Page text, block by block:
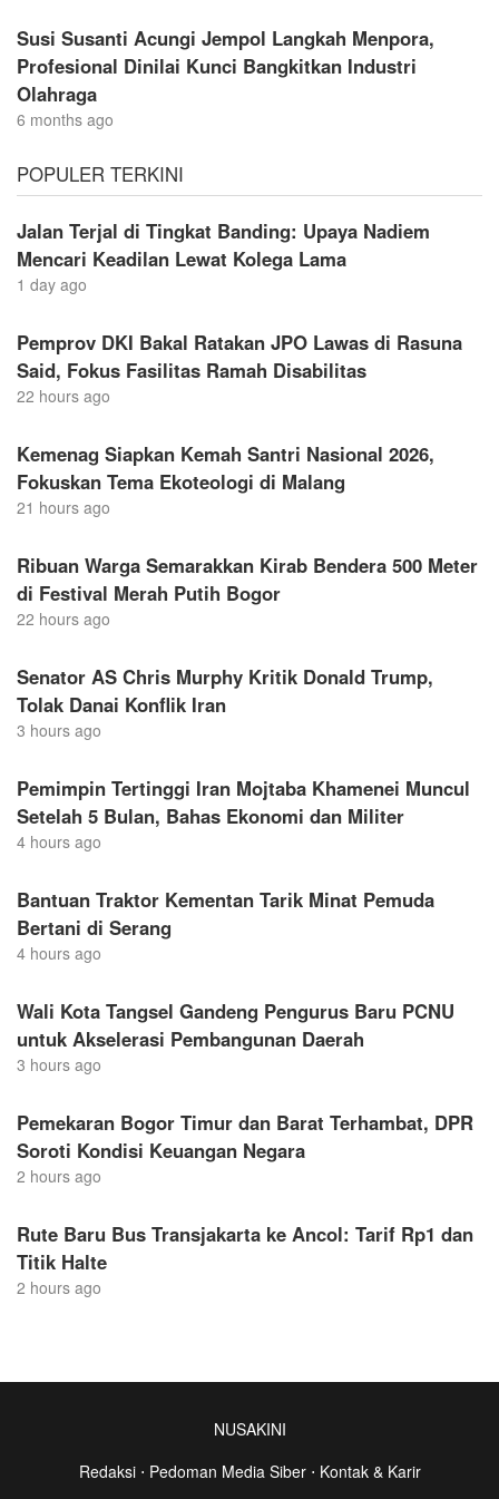
Susi Susanti Acungi Jempol Langkah Menpora,
Profesional Dinilai Kunci Bangkitkan Industri
Olahraga
6 months ago
POPULER TERKINI
Jalan Terjal di Tingkat Banding: Upaya Nadiem
Mencari Keadilan Lewat Kolega Lama
1 day ago
Pemprov DKI Bakal Ratakan JPO Lawas di Rasuna
Said, Fokus Fasilitas Ramah Disabilitas
22 hours ago
Kemenag Siapkan Kemah Santri Nasional 2026,
Fokuskan Tema Ekoteologi di Malang
21 hours ago
Ribuan Warga Semarakkan Kirab Bendera 500 Meter
di Festival Merah Putih Bogor
22 hours ago
Senator AS Chris Murphy Kritik Donald Trump,
Tolak Danai Konflik Iran
3 hours ago
Pemimpin Tertinggi Iran Mojtaba Khamenei Muncul
Setelah 5 Bulan, Bahas Ekonomi dan Militer
4 hours ago
Bantuan Traktor Kementan Tarik Minat Pemuda
Bertani di Serang
4 hours ago
Wali Kota Tangsel Gandeng Pengurus Baru PCNU
untuk Akselerasi Pembangunan Daerah
3 hours ago
Pemekaran Bogor Timur dan Barat Terhambat, DPR
Soroti Kondisi Keuangan Negara
2 hours ago
Rute Baru Bus Transjakarta ke Ancol: Tarif Rp1 dan
Titik Halte
2 hours ago
NUSAKINI
Redaksi⋅ Pedoman Media Siber⋅ Kontak & Karir